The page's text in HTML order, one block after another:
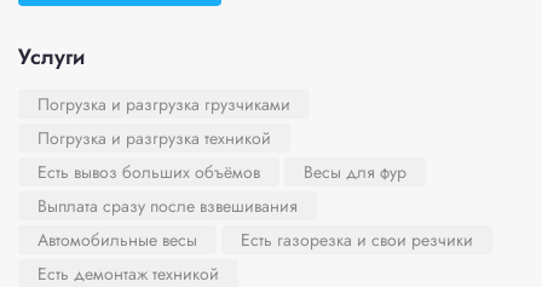
Услуги
Погрузка и разгрузка грузчиками
Погрузка и разгрузка техникой
Есть вывоз больших объёмов
Весы для фур
Выплата сразу после взвешивания
Автомобильные весы
Есть газорезка и свои резчики
Есть демонтаж техникой